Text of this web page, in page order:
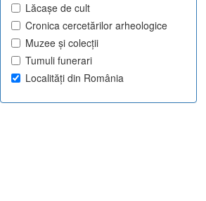
Lăcașe de cult
Cronica cercetărilor arheologice
Muzee și colecții
Tumuli funerari
Localități din România